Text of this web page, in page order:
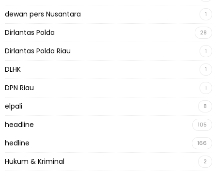
dewan pers Nusantara 1
Dirlantas Polda 28
Dirlantas Polda Riau 1
DLHK 1
DPN Riau 1
elpali 8
headline 105
hedline 166
Hukum & Kriminal 2